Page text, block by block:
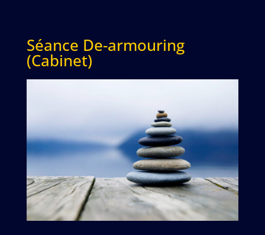
Séance De-armouring
(Cabinet)